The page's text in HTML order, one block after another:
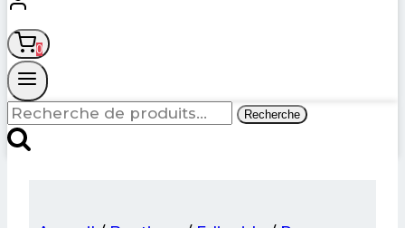
0
Recherche
pour :
Recherche